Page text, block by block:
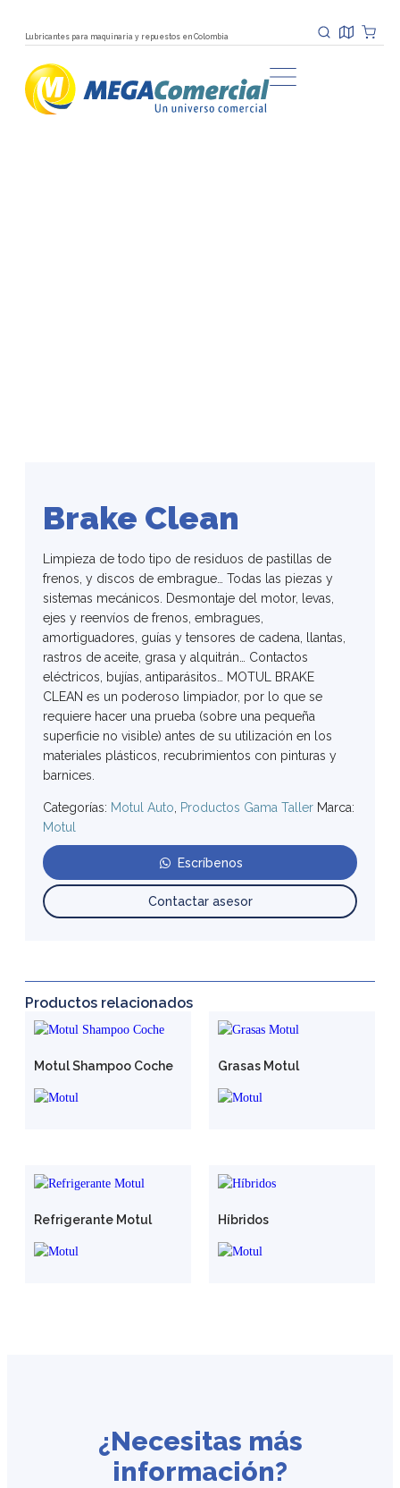
Lubricantes para maquinaria y repuestos en Colombia
Brake Clean
Limpieza de todo tipo de residuos de pastillas de
frenos, y discos de embrague… Todas las piezas y
sistemas mecánicos. Desmontaje del motor, levas,
ejes y reenvíos de frenos, embragues,
amortiguadores, guías y tensores de cadena, llantas,
rastros de aceite, grasa y alquitrán… Contactos
eléctricos, bujías, antiparásitos… MOTUL BRAKE
CLEAN es un poderoso limpiador, por lo que se
requiere hacer una prueba (sobre una pequeña
superficie no visible) antes de su utilización en los
materiales plásticos, recubrimientos con pinturas y
barnices.
Categorías: Motul Auto, Productos Gama Taller Marca:
Motul
Escríbenos
Contactar asesor
Productos relacionados
Motul Shampoo Coche Grasas Motul
Refrigerante Motul Híbridos
¿Necesitas más
información?